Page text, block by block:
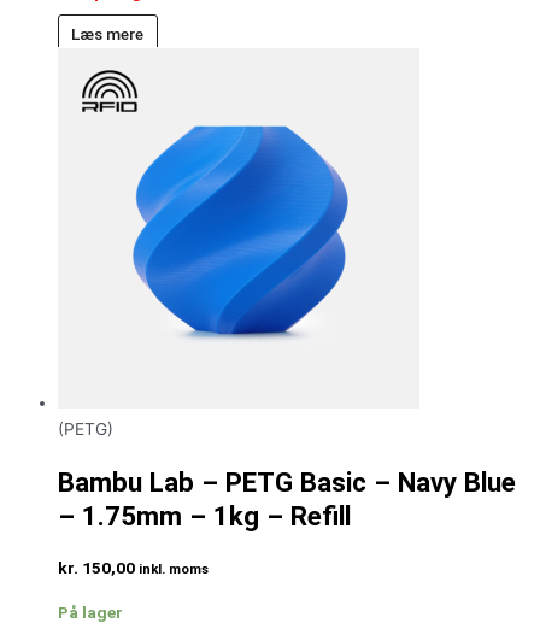
Læs mere
(PETG)
Bambu Lab – PETG Basic – Navy Blue
– 1.75mm – 1kg – Refill
kr. 150,00 inkl. moms
På lager